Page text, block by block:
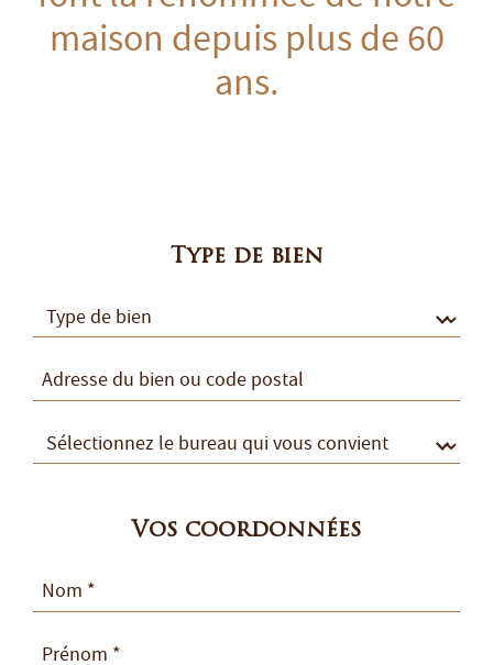
maison depuis plus de 60
ans.
Type de bien
Vos coordonnées